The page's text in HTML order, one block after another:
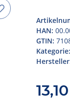
HAN:
GTIN:
Kategorie: